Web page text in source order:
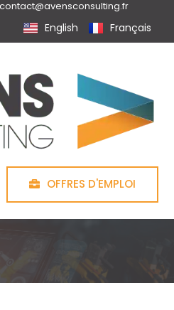
contact@avensconsulting.fr
English Français
OFFRES D'EMPLOI